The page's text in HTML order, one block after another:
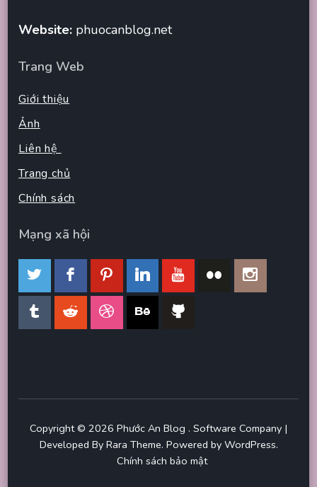
Website: phuocanblog.net
Trang Web
Giới thiệu
Ảnh
Liên hệ
Trang chủ
Chính sách
Mạng xã hội
Copyright © 2026 Phước An Blog . Software Company |
Developed By Rara Theme. Powered by WordPress.
Chính sách bảo mật